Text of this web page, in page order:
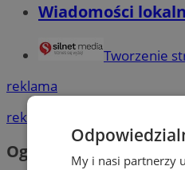
Wiadomości
Tworzenie
reklama
reklama
OgłoszeniaMy i nasi partnerzy